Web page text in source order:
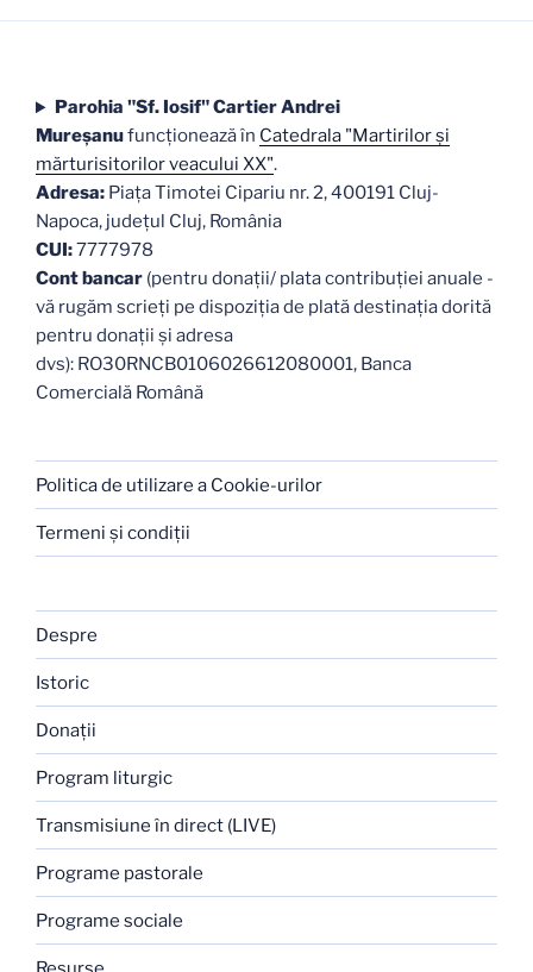
Parohia "Sf. Iosif" Cartier Andrei
Mureşanufuncţionează în Catedrala "Martirilor şi
mărturisitorilor veacului XX".
Adresa: Piaţa Timotei Cipariu nr. 2, 400191 Cluj-
Napoca, judeţul Cluj, România
CUI:7777978
Cont bancar (pentru donații/ plata contribuției anuale -
vă rugăm scrieți pe dispoziția de plată destinația dorită
pentru donații și adresa
dvs): RO30RNCB0106026612080001, Banca
Comercială Română
Politica de utilizare a Cookie-urilor
Termeni şi condiţii
Despre
Istoric
Donaţii
Program liturgic
Transmisiune în direct (LIVE)
Programe pastorale
Programe sociale